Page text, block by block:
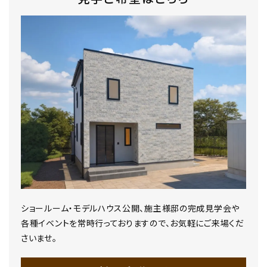
ショールーム・モデルハウス公開、施主様邸の完成見学会や
各種イベントを常時行っておりますので、お気軽にご来場くだ
さいませ。